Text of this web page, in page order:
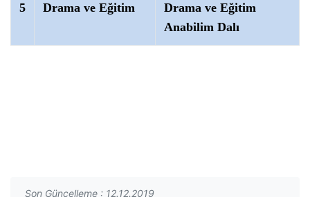
5 Drama ve Eğitim
Drama ve Eğitim
Anabilim Dalı
Son Güncelleme : 12.12.2019